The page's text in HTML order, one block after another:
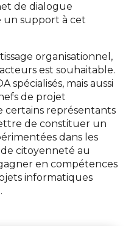
de dialogue
un support à cet
organisationnel,
est souhaitable.
spécialisés, mais aussi
de projet
certains représentants
de constituer un
dans les
citoyenneté au
en compétences
informatiques